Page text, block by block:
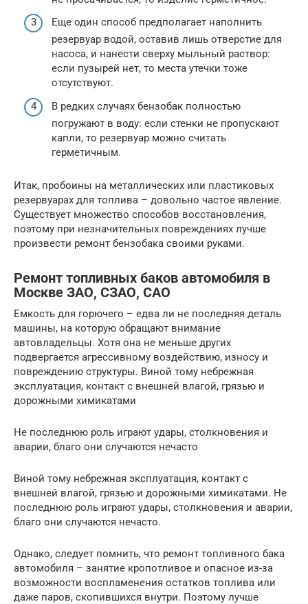
Еще один способ предполагает наполнить
резервуар водой, оставив лишь отверстие для
насоса, и нанести сверху мыльный раствор:
если пузырей нет, то места утечки тоже
отсутствуют.
В редких случаях бензобак полностью
погружают в воду: если стенки не пропускают
капли, то резервуар можно считать
герметичным.
Итак, пробоины на металлических или пластиковых
резервуарах для топлива – довольно частое явление.
Существует множество способов восстановления,
поэтому при незначительных повреждениях лучше
произвести ремонт бензобака своими руками.
Ремонт топливных баков автомобиля в
Москве ЗАО, СЗАО, САО
Емкость для горючего – едва ли не последняя деталь
машины, на которую обращают внимание
автовладельцы. Хотя она не меньше других
подвергается агрессивному воздействию, износу и
повреждению структуры. Виной тому небрежная
эксплуатация, контакт с внешней влагой, грязью и
дорожными химикатами
Не последнюю роль играют удары, столкновения и
аварии, благо они случаются нечасто
Виной тому небрежная эксплуатация, контакт с
внешней влагой, грязью и дорожными химикатами. Не
последнюю роль играют удары, столкновения и аварии,
благо они случаются нечасто.
Однако, следует помнить, что ремонт топливного бака
автомобиля – занятие кропотливое и опасное из-за
возможности воспламенения остатков топлива или
даже паров, скопившихся внутри. Поэтому лучше